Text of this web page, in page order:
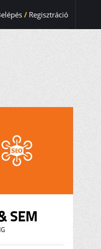
/Regisztráció
SEM